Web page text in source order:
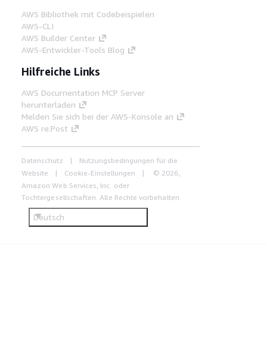
AWS Bibliothek mit Codebeispielen
AWS-CLI
AWS Builder Center
AWS-Entwickler-Tools Blog
Hilfreiche Links
AWS Documentation MCP Server
herunterladen
Melden Sie sich bei der AWS-Konsole an
AWS re:Post
Datenschutz
Nutzungsbedingungen für die
Website
Cookie-Einstellungen
© 2026,
Amazon Web Services, Inc. oder
Tochtergesellschaften. Alle Rechte vorbehalten.
Deutsch